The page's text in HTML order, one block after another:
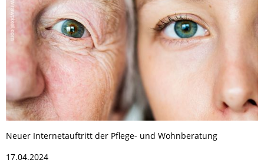
Neuer Internetauftritt der Pflege- und Wohnberatung
17.04.2024